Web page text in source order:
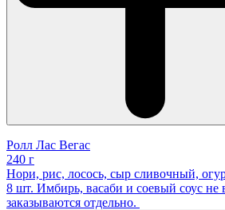
Ролл Лас Вегас
240 г
Нори, рис, лосось, сыр сливочный,
8 шт. Имбирь, васаби и соевый соус не
заказываются отдельно.